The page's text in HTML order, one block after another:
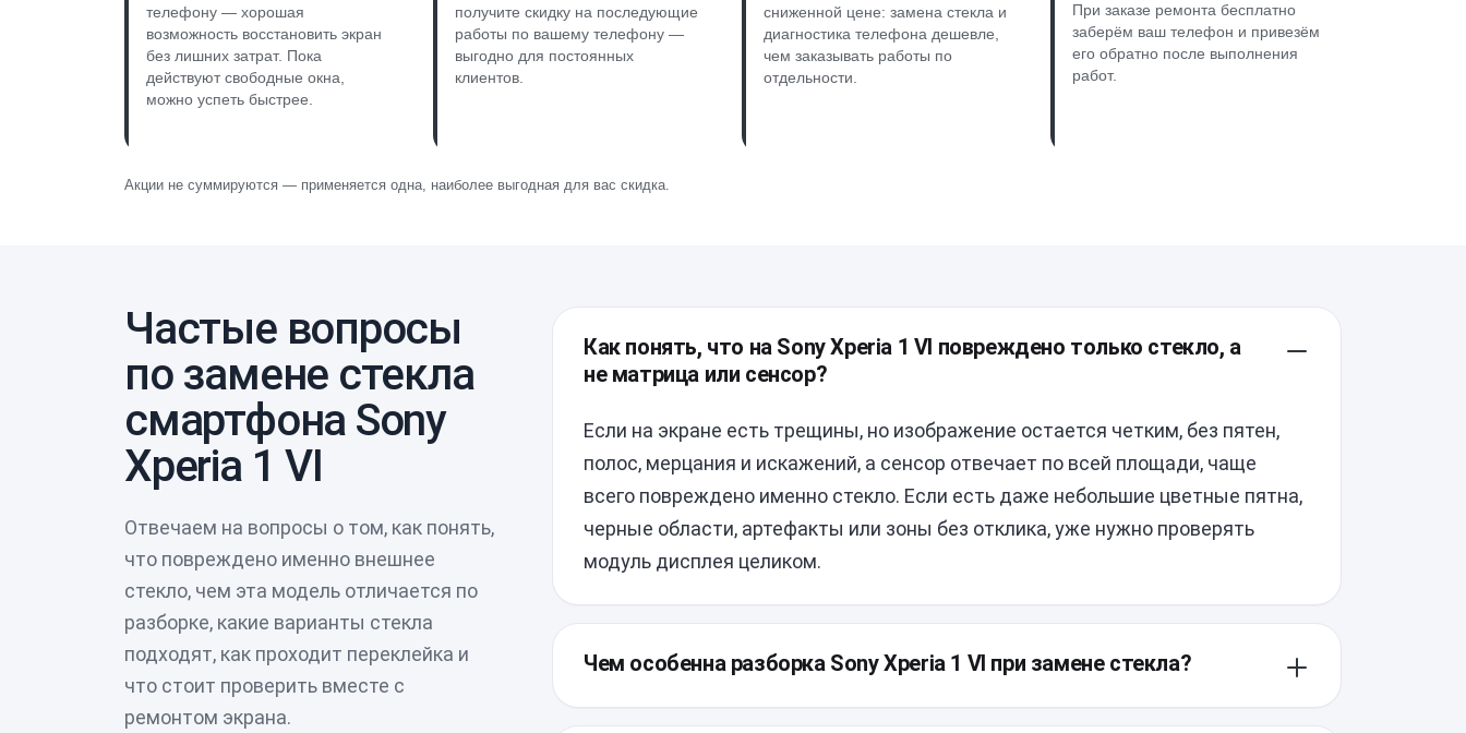
телефону — хорошая
возможность восстановить экран
без лишних затрат. Пока
действуют свободные окна,
можно успеть быстрее.
получите скидку на последующие
работы по вашему телефону —
выгодно для постоянных
клиентов.
сниженной цене: замена стекла и
диагностика телефона дешевле,
чем заказывать работы по
отдельности.
При заказе ремонта бесплатно
заберём ваш телефон и привезём
его обратно после выполнения
работ.
Акции не суммируются — применяется одна, наиболее выгодная для вас скидка.
Частые вопросы
по замене стекла
смартфона Sony
Xperia 1 VI
Отвечаем на вопросы о том, как понять,
что повреждено именно внешнее
стекло, чем эта модель отличается по
разборке, какие варианты стекла
подходят, как проходит переклейка и
что стоит проверить вместе с
ремонтом экрана.
Как понять, что на Sony Xperia 1 VI повреждено только стекло, а
не матрица или сенсор?
Если на экране есть трещины, но изображение остается четким, без пятен,
полос, мерцания и искажений, а сенсор отвечает по всей площади, чаще
всего повреждено именно стекло. Если есть даже небольшие цветные пятна,
черные области, артефакты или зоны без отклика, уже нужно проверять
модуль дисплея целиком.
Чем особенна разборка Sony Xperia 1 VI при замене стекла?
У Xperia 1 VI плотная компоновка и влагозащитные уплотнения, поэтому